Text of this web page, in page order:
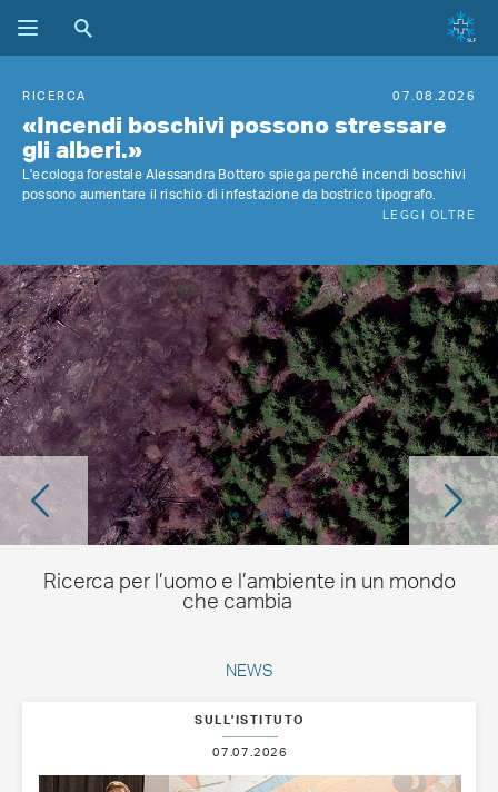
RICERCA 07.08.2026
«Incendi boschivi possono stressare
gli alberi.»
L'ecologa forestale Alessandra Bottero spiega perché incendi boschivi
possono aumentare il rischio di infestazione da bostrico tipografo.
LEGGI OLTRE
Ricerca per l’uomo e l’ambiente in un mondo
che cambia
NEWS
SULL'ISTITUTO
07.07.2026